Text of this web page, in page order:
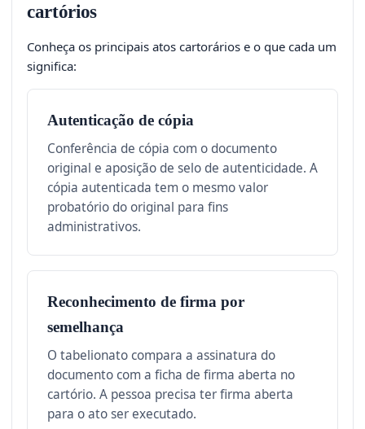
cartórios
Conheça os principais atos cartorários e o que cada um
significa:
Autenticação de cópia
Conferência de cópia com o documento
original e aposição de selo de autenticidade. A
cópia autenticada tem o mesmo valor
probatório do original para fins
administrativos.
Reconhecimento de firma por
semelhança
O tabelionato compara a assinatura do
documento com a ficha de firma aberta no
cartório. A pessoa precisa ter firma aberta
para o ato ser executado.